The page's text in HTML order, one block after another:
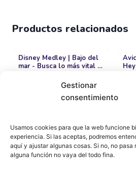
Gestionar
consentimiento
Usamos cookies para que la web funcione
experiencia. Si las aceptas, podremos
aquí y ajustar algunas cosas. Si no, no pasa
alguna función no vaya del todo fina.
Productos relacionados
Disney Medley | Bajo del
mar - Busca lo más vital -
Radetzky March